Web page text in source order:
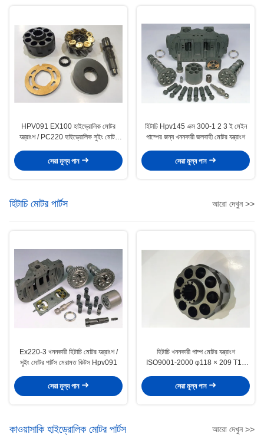
HPV091 EX100 হাইড্রোলিক মোটর
যন্ত্রাংশ / PC220 হাইড্রোলিক সুইং মোটর
সেরা মূল্য পান
হিটাচি Hpv145 এক্স 300-1 2 3 ই মেইন
পাম্পের জন্য খননকারী জলবাহী মোটর যন্ত্রাংশ
সেরা মূল্য পান
হিটাচি মোটর পার্টস আরো দেখুন >>
Ex220-3 খননকারী হিটাচি মোটর যন্ত্রাংশ /
সুইং মোটর পার্টস মেরামত কিটস Hpv091
সেরা মূল্য পান
হিটাচি খননকারী পাম্প মোটর যন্ত্রাংশ
ISO9001-2000 φ118 × 209 T15
সেরা মূল্য পান
কাওয়াসাকি হাইড্রোলিক মোটর পার্টস আরো দেখুন >>